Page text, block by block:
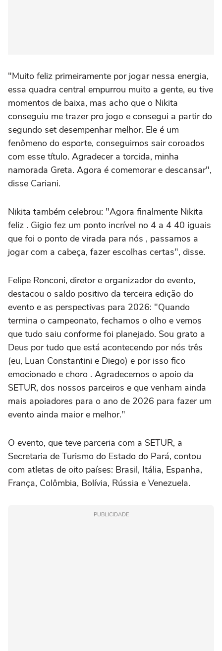
"Muito feliz primeiramente por jogar nessa energia,
essa quadra central empurrou muito a gente, eu tive
momentos de baixa, mas acho que o Nikita
conseguiu me trazer pro jogo e consegui a partir do
segundo set desempenhar melhor. Ele é um
fenômeno do esporte, conseguimos sair coroados
com esse título. Agradecer a torcida, minha
namorada Greta. Agora é comemorar e descansar",
disse Cariani.
Nikita também celebrou: "Agora finalmente Nikita
feliz . Gigio fez um ponto incrível no 4 a 4 40 iguais
que foi o ponto de virada para nós , passamos a
jogar com a cabeça, fazer escolhas certas", disse.
Felipe Ronconi, diretor e organizador do evento,
destacou o saldo positivo da terceira edição do
evento e as perspectivas para 2026: "Quando
termina o campeonato, fechamos o olho e vemos
que tudo saiu conforme foi planejado. Sou grato a
Deus por tudo que está acontecendo por nós três
(eu, Luan Constantini e Diego) e por isso fico
emocionado e choro . Agradecemos o apoio da
SETUR, dos nossos parceiros e que venham ainda
mais apoiadores para o ano de 2026 para fazer um
evento ainda maior e melhor."
O evento, que teve parceria com a SETUR, a
Secretaria de Turismo do Estado do Pará, contou
com atletas de oito países: Brasil, Itália, Espanha,
França, Colômbia, Bolívia, Rússia e Venezuela.
PUBLICIDADE